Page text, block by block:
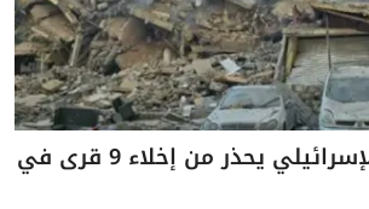
جيش الاحتلال الإسرائيلي يحذر من إخلاء 9 قرى في